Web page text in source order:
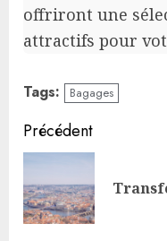
offriront une
attractifs pour
Tags: Bagages
Continue
Reading
Précédent